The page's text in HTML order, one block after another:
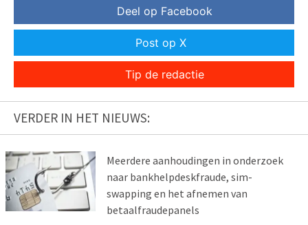
Deel op Facebook
Post op X
Tip de redactie
VERDER IN HET NIEUWS:
Meerdere aanhoudingen in onderzoek
naar bankhelpdeskfraude, sim-
swapping en het afnemen van
betaalfraudepanels